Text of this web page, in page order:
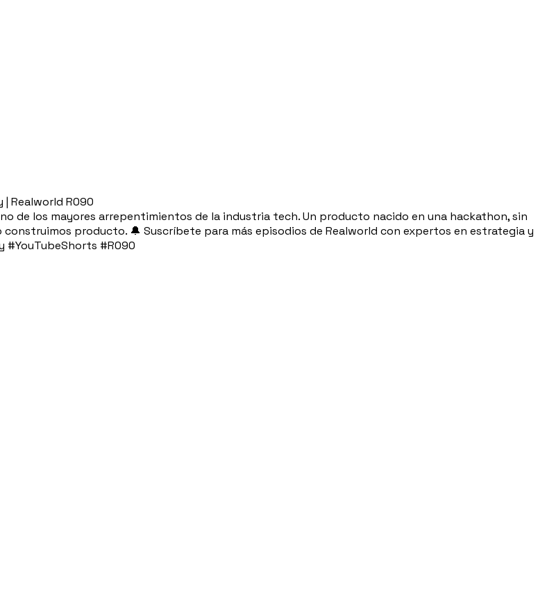
Realworld R090
de los mayores arrepentimientos de la industria tech. Un producto nacido en una hackathon, sin
producto. 🔔 Suscríbete para más episodios de Realworld con expertos en estrategia y
#YouTubeShorts #R090